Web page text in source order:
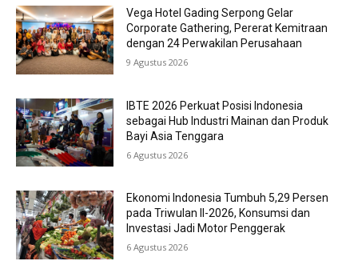
Vega Hotel Gading Serpong Gelar
Corporate Gathering, Pererat Kemitraan
dengan 24 Perwakilan Perusahaan
9 Agustus 2026
IBTE 2026 Perkuat Posisi Indonesia
sebagai Hub Industri Mainan dan Produk
Bayi Asia Tenggara
6 Agustus 2026
Ekonomi Indonesia Tumbuh 5,29 Persen
pada Triwulan II-2026, Konsumsi dan
Investasi Jadi Motor Penggerak
6 Agustus 2026